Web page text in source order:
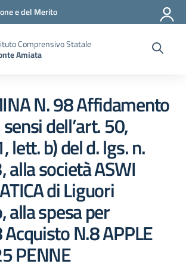
e del Merito
Comprensivo Statale
Amiata
N. 98 Affidamento
dell’art. 50,
lett. b) del d. lgs. n.
società ASWI
di Liguori
alla spesa per
N.8 APPLE
PENNE